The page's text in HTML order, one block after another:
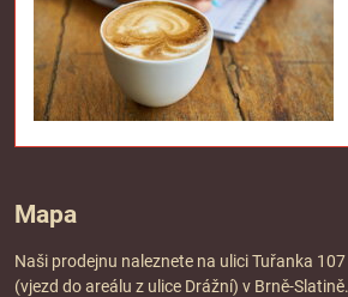
Mapa
Naši prodejnu naleznete na ulici Tuřanka 107
(vjezd do areálu z ulice Drážní) v Brně-Slatině.